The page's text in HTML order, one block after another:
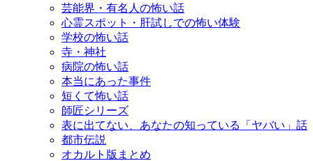
芸能界・有名人の怖い話
心霊スポット・肝試しでの怖い体験
学校の怖い話
寺・神社
病院の怖い話
本当にあった事件
短くて怖い話
師匠シリーズ
表に出てない、あなたの知っている「ヤバい」話
都市伝説
オカルト版まとめ